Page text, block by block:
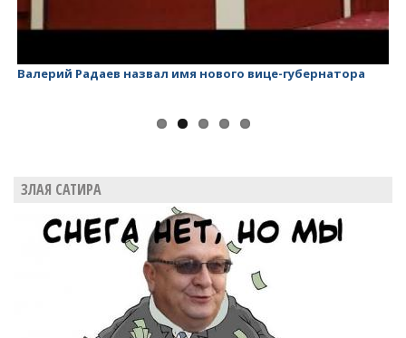
Валерий Радаев назвал имя нового вице-губернатора
ЗЛАЯ САТИРА